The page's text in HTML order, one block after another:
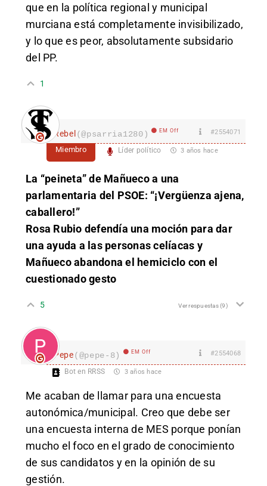
que en la política regional y municipal
murciana está completamente invisibilizado,
y lo que es peor, absolutamente subsidario
del PP.
1
Rebel(@psarria1280) EM Off #2554071
Miembro Líder político 3 años hace
La “peineta” de Mañueco a una
parlamentaria del PSOE: “¡Vergüenza ajena,
caballero!”
Rosa Rubio defendía una moción para dar
una ayuda a las personas celíacas y
Mañueco abandona el hemiciclo con el
cuestionado gesto
5 Ver respuestas(9)
Pepe(@pepe-8) EM Off #2554068
Bot en RRSS 3 años hace
Me acaban de llamar para una encuesta
autonómica/municipal. Creo que debe ser
una encuesta interna de MES porque ponían
mucho el foco en el grado de conocimiento
de sus candidatos y en la opinión de su
gestión.